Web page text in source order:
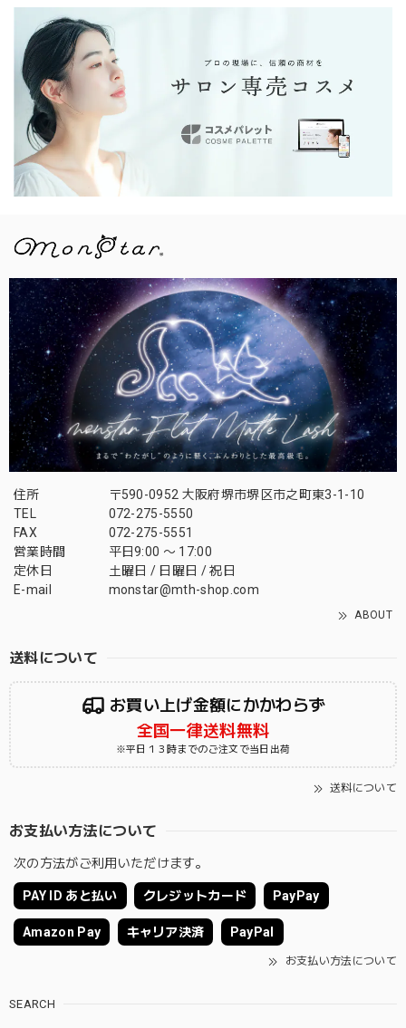
住所
〒590-0952 大阪府堺市堺区市之町東3-1-10
TEL
072-275-5550
FAX
072-275-5551
営業時間
平日9:00 〜 17:00
定休日
土曜日 / 日曜日 / 祝日
E-mail
monstar@mth-shop.com
ABOUT
送料について
お買い上げ金額にかかわらず
全国一律送料無料
※平日１３時までのご注文で当日出荷
送料について
お支払い方法について
次の方法がご利用いただけます。
PAY ID あと払い クレジットカード PayPay
Amazon Pay キャリア決済 PayPal
お支払い方法について
SEARCH